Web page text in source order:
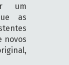
um
as
novos